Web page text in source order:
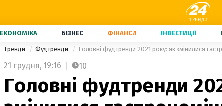
ЕКОНОМІКА БІЗНЕС ФІНАНСИ ІНВЕСТИЦІЇ
Тренди Фудтренди Головні фудтренди 2021 року: як змінилися
21 грудня, 19:16 10
Головні фудтренди